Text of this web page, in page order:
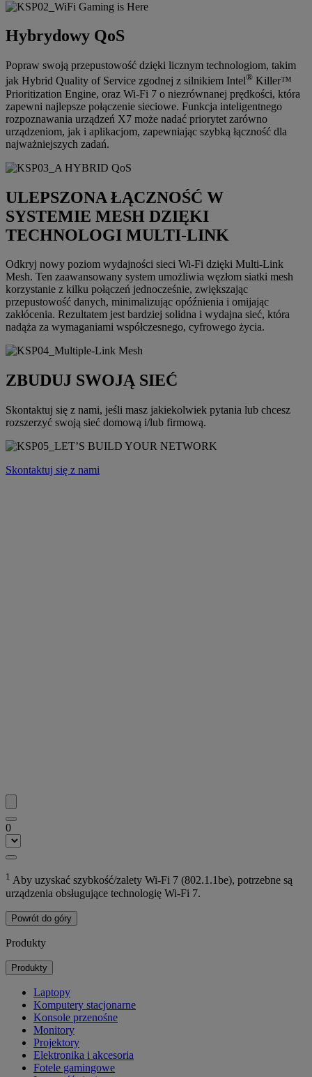
Hybrydowy QoS
Popraw swoją przepustowość dzięki licznym technologiom, takim
jak Hybrid Quality of Service zgodnej z silnikiem Intel® Killer™
Prioritization Engine, oraz Wi-Fi 7 o niezrównanej prędkości, która
zapewni najlepsze połączenie sieciowe. Funkcja inteligentnego
rozpoznawania urządzeń X7 może nadać priorytet zarówno
urządzeniom, jak i aplikacjom, zapewniając szybką łączność dla
najważniejszych zadań.
ULEPSZONA ŁĄCZNOŚĆ W
SYSTEMIE MESH DZIĘKI
TECHNOLOGI MULTI-LINK
Odkryj nowy poziom wydajności sieci Wi-Fi dzięki Multi-Link
Mesh. Ten zaawansowany system umożliwia węzłom siatki mesh
korzystanie z kilku połączeń jednocześnie, zwiększając
przepustowość danych, minimalizując opóźnienia i omijając
zakłócenia. Rezultatem jest bardziej solidna i wydajna sieć, która
nadąża za wymaganiami współczesnego, cyfrowego życia.
ZBUDUJ SWOJĄ SIEĆ
Skontaktuj się z nami, jeśli masz jakiekolwiek pytania lub chcesz
rozszerzyć swoją sieć domową i/lub firmową.
Skontaktuj się z nami
0
1 Aby uzyskać szybkość/zalety Wi-Fi 7 (802.1.1be), potrzebne są
urządzenia obsługujące technologię Wi-Fi 7.
Powrót do góry
Produkty
Produkty
Laptopy
Komputery stacjonarne
Konsole przenośne
Monitory
Projektory
Elektronika i akcesoria
Fotele gamingowe